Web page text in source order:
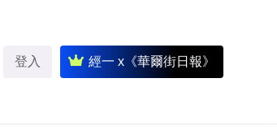
登入 經一 x《華爾街日報》